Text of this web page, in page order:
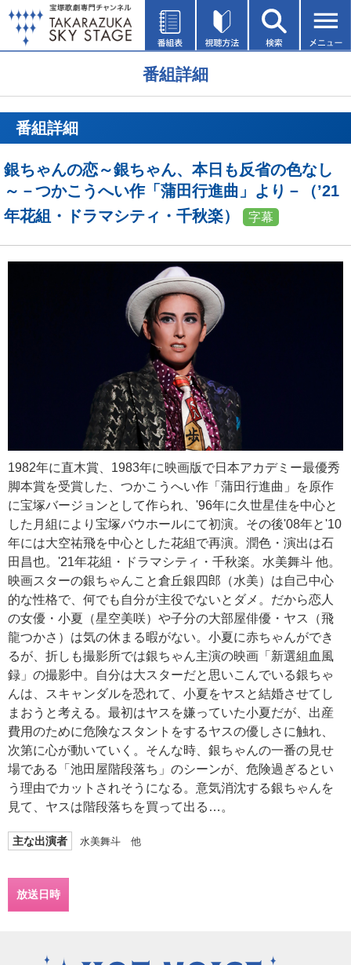
番組詳細
番組詳細
銀ちゃんの恋～銀ちゃん、本日も反省の色なし
～－つかこうへい作「蒲田行進曲」より－（’21
年花組・ドラマシティ・千秋楽）
字幕
1982年に直木賞、1983年に映画版で日本アカデミー最優秀
脚本賞を受賞した、つかこうへい作「蒲田行進曲」を原作
に宝塚バージョンとして作られ、'96年に久世星佳を中心と
した月組により宝塚バウホールにて初演。その後'08年と'10
年には大空祐飛を中心とした花組で再演。潤色・演出は石
田昌也。'21年花組・ドラマシティ・千秋楽。水美舞斗 他。
映画スターの銀ちゃんこと倉丘銀四郎（水美）は自己中心
的な性格で、何でも自分が主役でないとダメ。だから恋人
の女優・小夏（星空美咲）や子分の大部屋俳優・ヤス（飛
龍つかさ）は気の休まる暇がない。小夏に赤ちゃんができ
るが、折しも撮影所では銀ちゃん主演の映画「新選組血風
録」の撮影中。自分は大スターだと思いこんでいる銀ちゃ
んは、スキャンダルを恐れて、小夏をヤスと結婚させてし
まおうと考える。最初はヤスを嫌っていた小夏だが、出産
費用のために危険なスタントをするヤスの優しさに触れ、
次第に心が動いていく。そんな時、銀ちゃんの一番の見せ
場である「池田屋階段落ち」のシーンが、危険過ぎるとい
う理由でカットされそうになる。意気消沈する銀ちゃんを
見て、ヤスは階段落ちを買って出る…。
主な出演者 水美舞斗 他
放送日時